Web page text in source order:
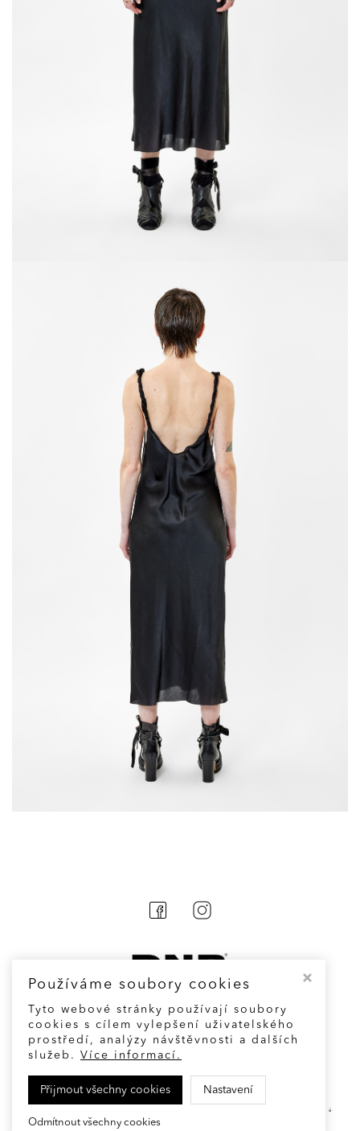
Cookies
Denisa Nová
Používáme soubory cookies
Tyto webové stránky používají soubory
cookies s cílem vylepšení uživatelského
prostředí, analýzy návštěvnosti a dalších
služeb. Více informací.
Přijmout všechny cookies Nastavení
Odmítnout všechny cookies